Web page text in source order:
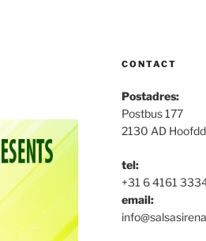
CONTACT
Postadres:
Postbus 177
2130 AD
tel:
+31 6 4161
email: